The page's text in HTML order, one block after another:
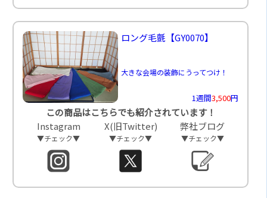
ロング毛氈 【GY0070】
大きな会場の装飾にうってつけ！
1週間3,500円
この商品はこちらでも紹介されています！
Instagram
▼チェック▼
X(旧Twitter)
▼チェック▼
弊社ブログ
▼チェック▼